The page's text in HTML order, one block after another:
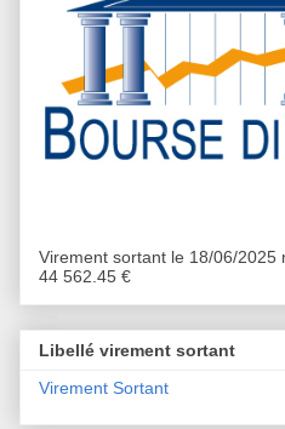
Virement sortant le 18/06/2025
44 562.45 €
Libellé virement sortant
Virement Sortant